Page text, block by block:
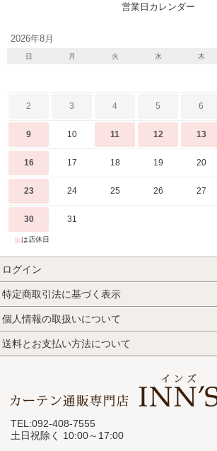
営業日カレンダー
2026年8月
日 月 火 水 木
2 3 4 5 6
9 10 11 12 13
16 17 18 19 20
23 24 25 26 27
30 31
■は店休日
ログイン
特定商取引法に基づく表示
個人情報の取扱いについて
送料とお支払い方法について
TEL:092-408-7555
土日祝除く 10:00～17:00